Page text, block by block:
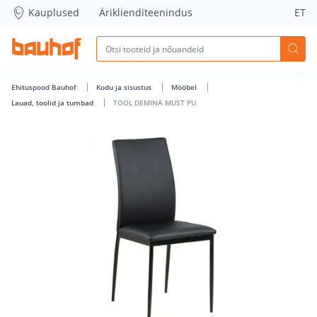
TOOL DEMINA MUST PU - Bauhof has loaded
Kauplused Äriklienditeenindus ET
Ehituspood Bauhof Kodu ja sisustus
Mööbel
Lauad, toolid ja tumbad
TOOL DEMINA MUST PU